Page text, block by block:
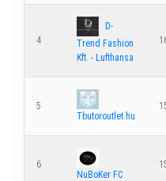
4
D-
Trend Fashion
Kft. - Lufthansa
5
Tbutoroutlet.hu
6
NuBoKer FC